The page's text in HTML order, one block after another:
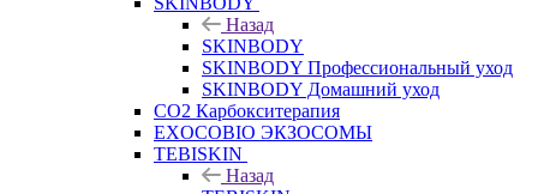
Назад
SKINBODY
SKINBODY Профессиональный уход
SKINBODY Домашний уход
CO2 Карбокситерапия
EXOCOBIO ЭКЗОСОМЫ
TEBISKIN
Назад